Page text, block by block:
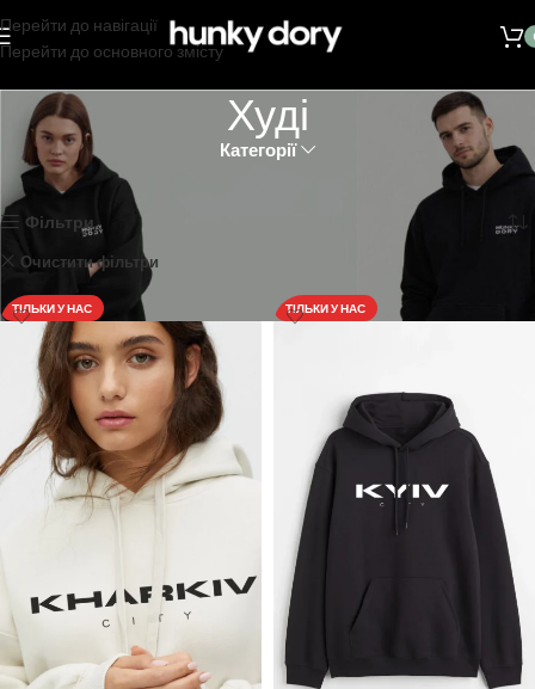
Перейти до навігації
Перейти до основного змісту
Худі
Категорії
Головна Каталог Показано 1–18 із 43
Фільтри
Очистити фільтри
ТІЛЬКИ У НАС ТІЛЬКИ У НАС